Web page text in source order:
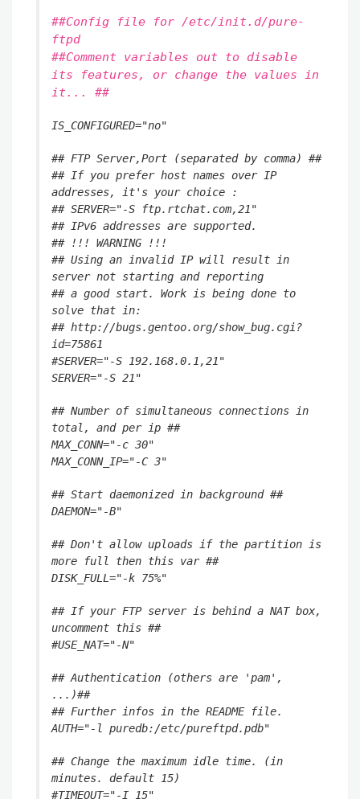
##Config file for /etc/init.d/pure-
ftpd
##Comment variables out to disable
its features, or change the values in
it... ##
IS_CONFIGURED="no"
## FTP Server,Port (separated by comma) ##
## If you prefer host names over IP
addresses, it's your choice :
## SERVER="-S ftp.rtchat.com,21"
## IPv6 addresses are supported.
## !!! WARNING !!!
## Using an invalid IP will result in
server not starting and reporting
## a good start. Work is being done to
solve that in:
## http://bugs.gentoo.org/show_bug.cgi?
id=75861
#SERVER="-S 192.168.0.1,21"
SERVER="-S 21"
## Number of simultaneous connections in
total, and per ip ##
MAX_CONN="-c 30"
MAX_CONN_IP="-C 3"
## Start daemonized in background ##
DAEMON="-B"
## Don't allow uploads if the partition is
more full then this var ##
DISK_FULL="-k 75%"
## If your FTP server is behind a NAT box,
uncomment this ##
#USE_NAT="-N"
## Authentication (others are 'pam',
...)##
## Further infos in the README file.
AUTH="-l puredb:/etc/pureftpd.pdb"
## Change the maximum idle time. (in
minutes. default 15)
#TIMEOUT="-I 15"